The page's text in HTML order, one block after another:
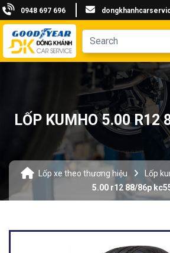
0948 697 696
LỐP KUMHO 5.00 R12
Lốp xe theo thương hiệu Lốp
5.00 r12 88/86p